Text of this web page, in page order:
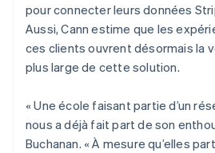
pour connecter leurs données
Aussi, Cann estime que les
ces clients ouvrent désormais la
plus large de cette solution.
« Une école faisant partie d’un
nous a déjà fait part de son
Buchanan. « À mesure qu’elles